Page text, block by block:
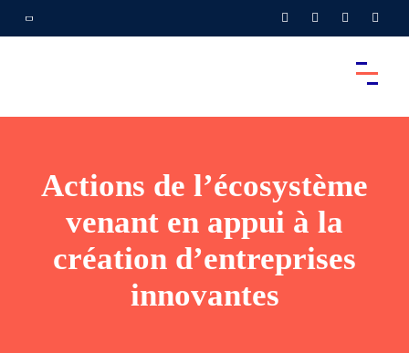
Actions de l’écosystème
venant en appui à la
création d’entreprises
innovantes